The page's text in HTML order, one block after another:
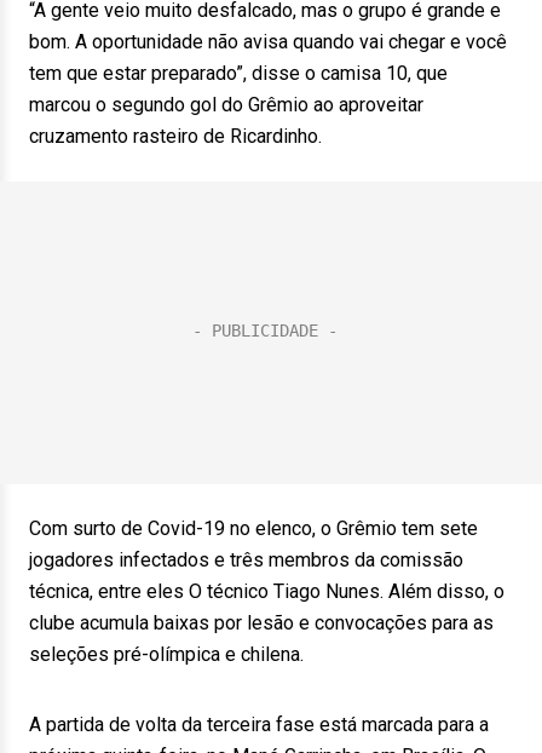
“A gente veio muito desfalcado, mas o grupo é grande e
bom. A oportunidade não avisa quando vai chegar e você
tem que estar preparado”, disse o camisa 10, que
marcou o segundo gol do Grêmio ao aproveitar
cruzamento rasteiro de Ricardinho.
Com surto de Covid-19 no elenco, o Grêmio tem sete
jogadores infectados e três membros da comissão
técnica, entre eles O técnico Tiago Nunes. Além disso, o
clube acumula baixas por lesão e convocações para as
seleções pré-olímpica e chilena.
A partida de volta da terceira fase está marcada para a